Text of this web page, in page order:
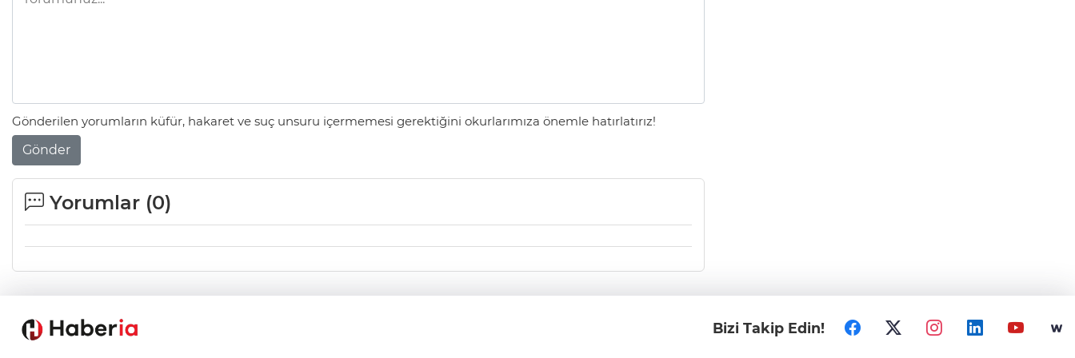
Gönderilen yorumların küfür, hakaret ve suç unsuru içermemesi gerektiğini okurlarımıza önemle hatırlatırız!
Gönder
Yorumlar (0)
Bizi Takip Edin!